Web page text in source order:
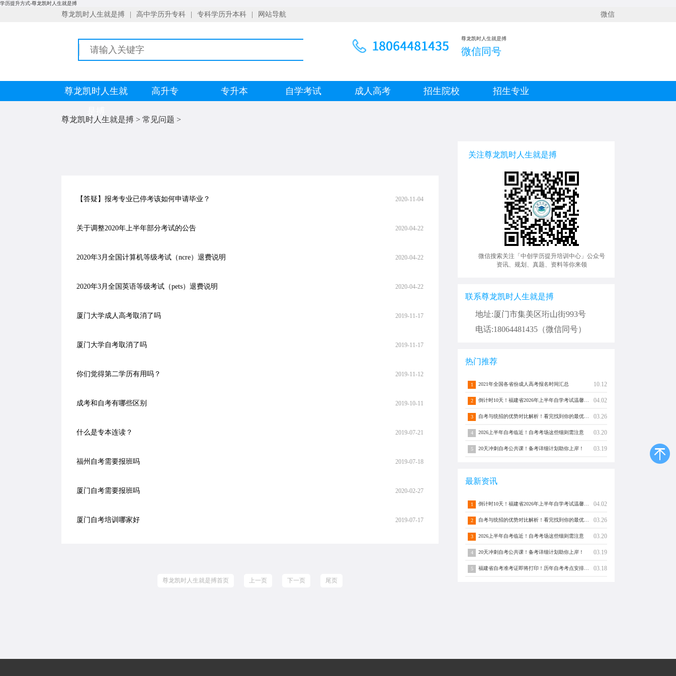
学历提升方式-尊龙凯时人生就是搏
尊龙凯时人生就是搏 高中学历升专科 专科学历升本科 网站导航 微信
尊龙凯时人生就是搏
微信同号
尊龙凯时人生就
高升专 专升本 自学考试 成人高考 招生院校 招生专业
尊龙凯时人生就是搏 > 常见问题 >
【答疑】报考专业已停考该如何申请毕业？ 2020-11-04
关于调整2020年上半年部分考试的公告 2020-04-22
2020年3月全国计算机等级考试（ncre）退费说明 2020-04-22
2020年3月全国英语等级考试（pets）退费说明 2020-04-22
厦门大学成人高考取消了吗 2019-11-17
厦门大学自考取消了吗 2019-11-17
你们觉得第二学历有用吗？ 2019-11-12
成考和自考有哪些区别 2019-10-11
什么是专本连读？ 2019-07-21
福州自考需要报班吗 2019-07-18
厦门自考需要报班吗 2020-02-27
厦门自考培训哪家好 2019-07-17
尊龙凯时人生就是搏首页 上一页 下一页 尾页
关注尊龙凯时人生就是搏
微信搜索关注「中创学历提升培训中心」公众号
资讯、规划、真题、资料等你来领
联系尊龙凯时人生就是搏
地址:厦门市集美区珩山街993号
电话:18064481435（微信同号）
热门推荐
1 2021年全国各省份成人高考报名时间汇总 10.12
2 04.02
3 03.26
4 2026上半年自考临近！自考考场这些细则需注意 03.20
5 20天冲刺自考公共课！备考详细计划助你上岸！ 03.19
最新资讯
1 04.02
2 03.26
3 2026上半年自考临近！自考考场这些细则需注意 03.20
4 20天冲刺自考公共课！备考详细计划助你上岸！ 03.19
5 03.18